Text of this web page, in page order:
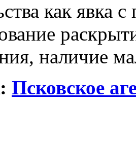
как явка
наличие
Псковское